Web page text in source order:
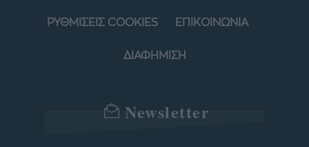
ΡΥΘΜΙΣΕΙΣ COOKIES ΕΠΙΚΟΙΝΩΝΙΑ
ΔΙΑΦΗΜΙΣΗ
Newsletter